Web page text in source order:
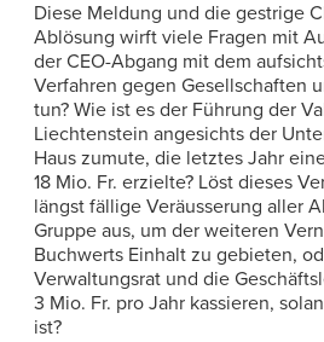
Diese Meldung und die gestrige
Ablösung wirft viele Fragen mit
der CEO-Abgang mit dem
Verfahren gegen Gesellschaften
tun? Wie ist es der Führung der
Liechtenstein angesichts der
Haus zumute, die letztes Jahr
18 Mio. Fr. erzielte? Löst dieses
längst fällige Veräusserung aller
Gruppe aus, um der weiteren
Buchwerts Einhalt zu gebieten,
Verwaltungsrat und die
3 Mio. Fr. pro Jahr kassieren,
ist?